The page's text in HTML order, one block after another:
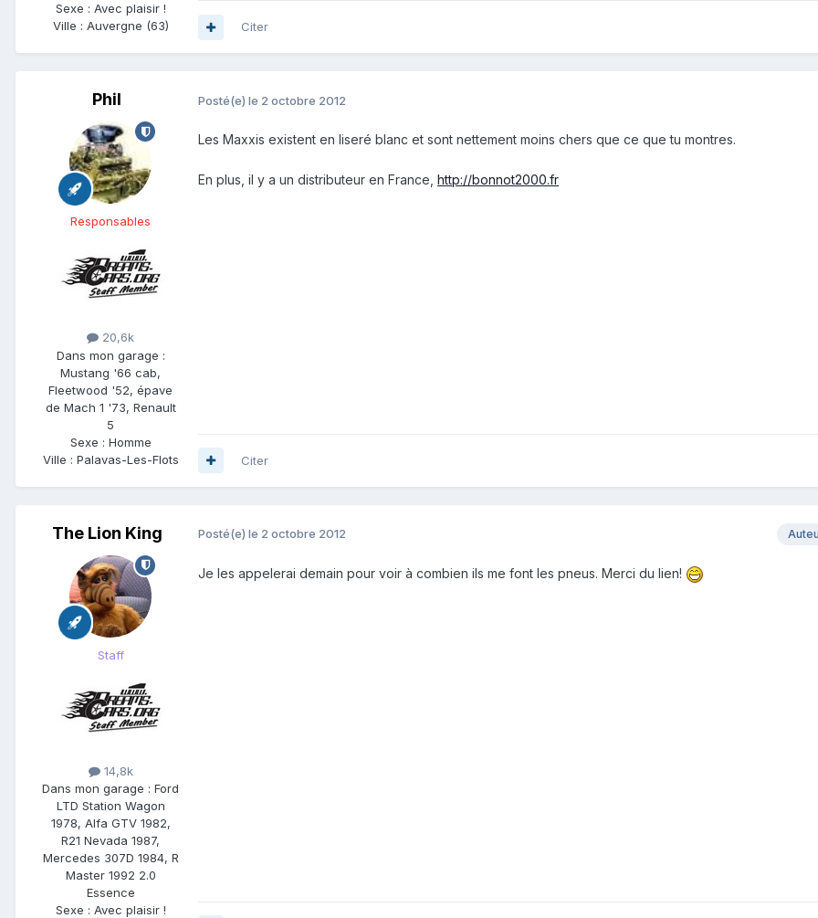
Sexe : Avec plaisir !
Ville : Auvergne (63) Citer
Phil
Responsables
20,6k
Dans mon garage :
Mustang '66 cab,
Fleetwood '52, épave
de Mach 1 '73, Renault
5
Sexe : Homme
Ville : Palavas-Les-Flots
Posté(e) le 2 octobre 2012
Les Maxxis existent en liseré blanc et sont nettement moins chers que ce que tu montres.
En plus, il y a un distributeur en France, http://bonnot2000.fr
Citer
The Lion King
Staff
14,8k
Dans mon garage : Ford
LTD Station Wagon
1978, Alfa GTV 1982,
R21 Nevada 1987,
Mercedes 307D 1984, R
Master 1992 2.0
Essence
Sexe : Avec plaisir !
Posté(e) le 2 octobre 2012
Je les appelerai demain pour voir à combien ils me font les pneus. Merci du lien!